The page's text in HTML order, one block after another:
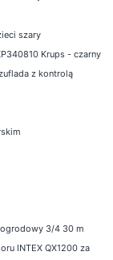
szary
Krups - czarny
z kontrolą
3/4 30 m
INTEX QX1200 za